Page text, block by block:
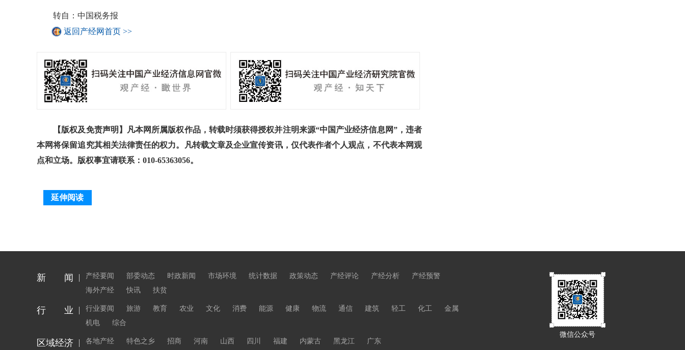
转自：中国税务报
返回产经网首页 >>
【版权及免责声明】凡本网所属版权作品，转载时须获得授权并注明来源“中国产业经济信息网”，违者
本网将保留追究其相关法律责任的权力。凡转载文章及企业宣传资讯，仅代表作者个人观点，不代表本网观
点和立场。版权事宜请联系：010-65363056。
延伸阅读
微信公众号
新 闻 产经要闻 部委动态 时政新闻 市场环境 统计数据 政策动态 产经评论 产经分析
产经预警
海外产经
快讯 扶贫
行 业 行业要闻 旅游 教育 农业 文化 消费 能源 健康 物流 通信 建筑 轻工 化工
金属
机电
综合
区域经济 各地产经 特色之乡 招商 河南 山西 四川 福建 内蒙古 黑龙江 广东